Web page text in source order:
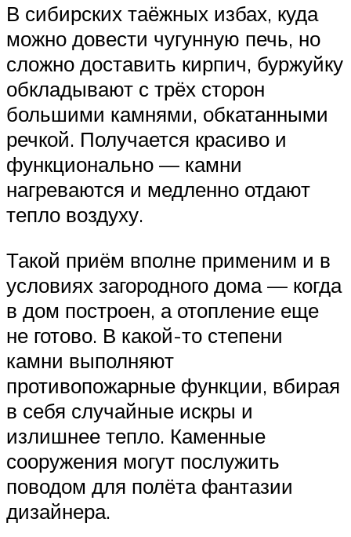
В сибирских таёжных избах, куда
можно довести чугунную печь, но
сложно доставить кирпич, буржуйку
обкладывают с трёх сторон
большими камнями, обкатанными
речкой. Получается красиво и
функционально — камни
нагреваются и медленно отдают
тепло воздуху.
Такой приём вполне применим и в
условиях загородного дома — когда
в дом построен, а отопление еще
не готово. В какой-то степени
камни выполняют
противопожарные функции, вбирая
в себя случайные искры и
излишнее тепло. Каменные
сооружения могут послужить
поводом для полёта фантазии
дизайнера.